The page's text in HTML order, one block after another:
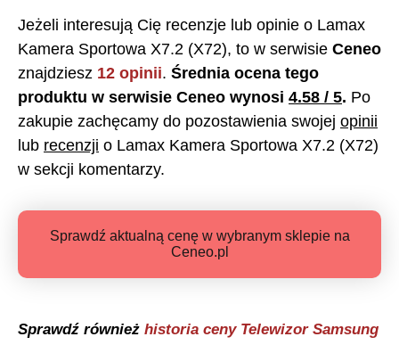
Jeżeli interesują Cię recenzje lub opinie o Lamax
Kamera Sportowa X7.2 (X72), to w serwisie Ceneo
znajdziesz 12 opinii. Średnia ocena tego
produktu w serwisie Ceneo wynosi 4.58 / 5. Po
zakupie zachęcamy do pozostawienia swojej opinii
lub recenzji o Lamax Kamera Sportowa X7.2 (X72)
w sekcji komentarzy.
Sprawdź aktualną cenę w wybranym sklepie na
Ceneo.pl
Sprawdź również historia ceny Telewizor Samsung